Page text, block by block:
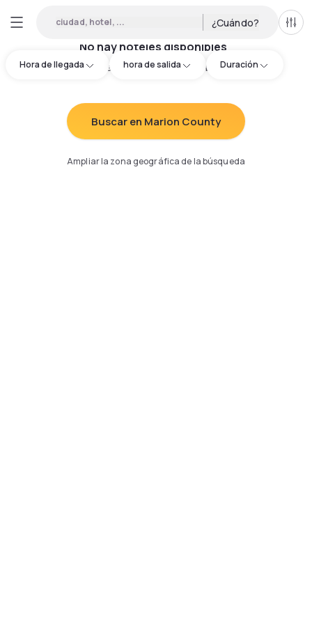
ciudad, hotel, ... ¿Cuándo?
Hora de llegada hora de salida Duración
No hay hoteles disponibles
Intenta redefinir los criterios de búsqueda:
Buscar en Marion County
Ampliar la zona geográfica de la búsqueda